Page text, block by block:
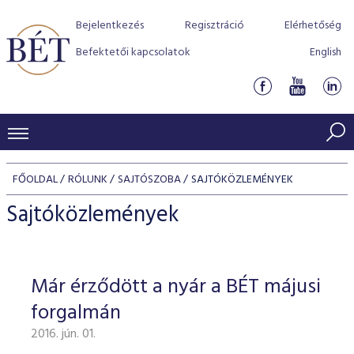
Bejelentkezés Regisztráció
Elérhetőség
Befektetői kapcsolatok
English
KERESKEDÉSI ADATOK
INDEXEK
Jelzáloglevél indexek
Vállalati kötvény indexek
Azonnali Piac
Részvények
Származékos piac
BEFEKTETŐK
Részvény szekció
Hitelpapír szekció
BÉT szabályzatok
Befektetővédelem
Alkalmazott díjstruktúra
Elszámolás
Részvény és vállalati kötvény tőzsdei bevezetését
program
BÉT Xtend - Részvénypiac egyszerűen
TŐZSDETAGOK
Tőzsdetagok, üzletkötők
VENDOROK
FŐOLDAL RÓLUNK SAJTÓSZOBA SAJTÓKÖZLEMÉNYEK
Sajtóközlemények
Már érződött a nyár a BÉT májusi
forgalmán
2016. jún. 01.